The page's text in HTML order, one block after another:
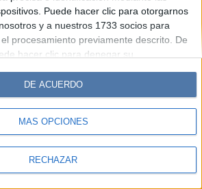
Puede hacer clic para otorgarnos
y a nuestros 1733 socios para
procesamiento previamente descrito. De
hacer clic para denegar su
antes de otorgar su consentimiento.
algún procesamiento de sus datos
requerir de su consentimiento, pero usted
tal procesamiento. Sus
su consentimiento en cualquier
MÁS OPCIONES
RECHAZAR
DE ACUERDO